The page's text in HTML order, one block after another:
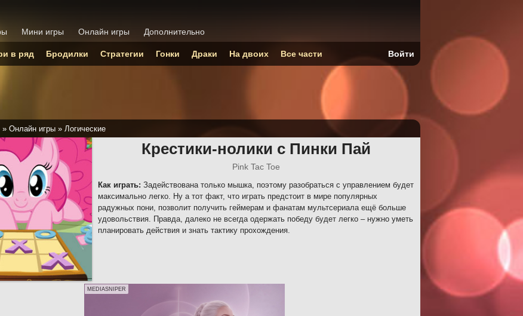
» Онлайн игры » Логические
Крестики-нолики с Пинки Пай
Pink Tac Toe
Как играть: Задействована только мышка, поэтому разобраться с управлением будет
максимально легко. Ну а тот факт, что играть предстоит в мире популярных
радужных пони, позволит получить геймерам и фанатам мультсериала ещё больше
удовольствия. Правда, далеко не всегда одержать победу будет легко – нужно уметь
планировать действия и знать тактику прохождения.
MEDIASNIPER
Мини игры Онлайн игры Дополнительно
в ряд Бродилки Стратегии Гонки Драки На двоих Все части Войти